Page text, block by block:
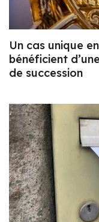
Un cas unique
bénéficient
de succession